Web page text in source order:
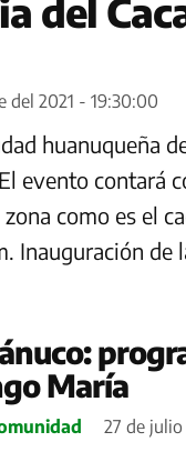
del
del 2021 - 19:30:00
huanuqueña
evento contará
como es el
Inauguración de
María
27 de julio